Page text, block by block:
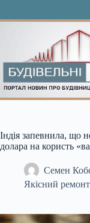
Індія запевнила, що
долара на користь
Семен
Якісний ремонт